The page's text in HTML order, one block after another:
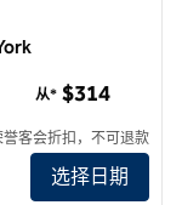
的酒店详情
从* $314
誉客会折扣，不可退款
选择日期